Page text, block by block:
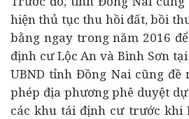
hiện thủ tục thu hồi đất, bồi
bằng ngay trong năm 2016
định cư Lộc An và Bình Sơn
UBND tỉnh Đồng Nai cũng đề
phép địa phương phê duyệt
các khu tái định cư trước khi